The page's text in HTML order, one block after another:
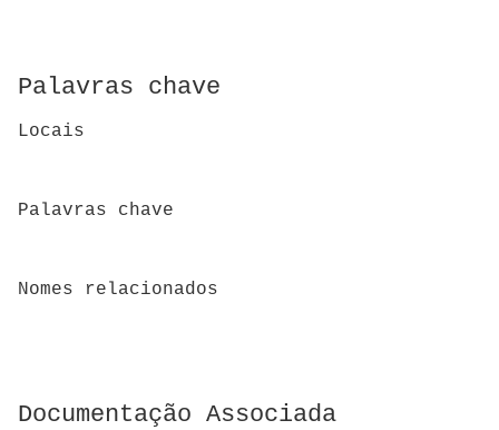
Palavras chave
Locais
Palavras chave
Nomes relacionados
Documentação Associada